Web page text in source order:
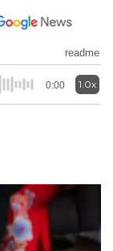
readme
0:00 1.0x